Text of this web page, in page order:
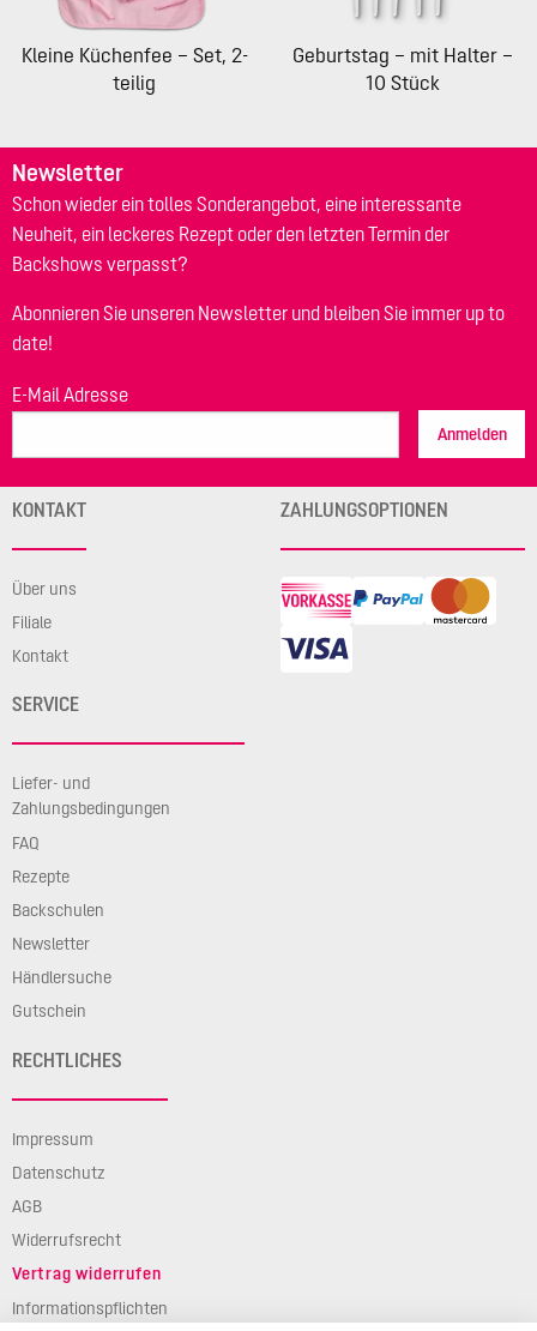
Kleine Küchenfee – Set, 2-
teilig
Geburtstag – mit Halter –
10 Stück
Newsletter
Schon wieder ein tolles Sonderangebot, eine interessante
Neuheit, ein leckeres Rezept oder den letzten Termin der
Backshows verpasst?
Abonnieren Sie unseren Newsletter und bleiben Sie immer up to
date!
E-Mail Adresse
Anmelden
KONTAKT
Über uns
Filiale
Kontakt
SERVICE
Liefer- und
Zahlungsbedingungen
FAQ
Rezepte
Backschulen
Newsletter
Händlersuche
Gutschein
RECHTLICHES
Impressum
Datenschutz
AGB
Widerrufsrecht
Vertrag widerrufen
Informationspflichten
ZAHLUNGSOPTIONEN